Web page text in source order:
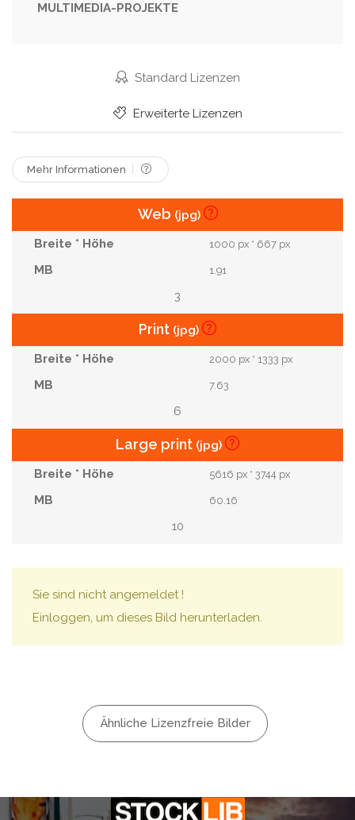
Krankenhaus Krankenschwester
Arbeit Freudig
Uniform Team
Mitarbeiter Von Klinik
MULTIMEDIA-PROJEKTE
Standard Lizenzen
Erweiterte Lizenzen
Mehr Informationen
Web (jpg)
1000 px * 667 px
1.91
3
Print (jpg)
2000 px * 1333 px
7.63
6
Large print (jpg)
5616 px * 3744 px
60.16
10
Sie sind nicht angemeldet !
Einloggen, um dieses Bild herunterladen.
Ähnliche Lizenzfreie Bilder